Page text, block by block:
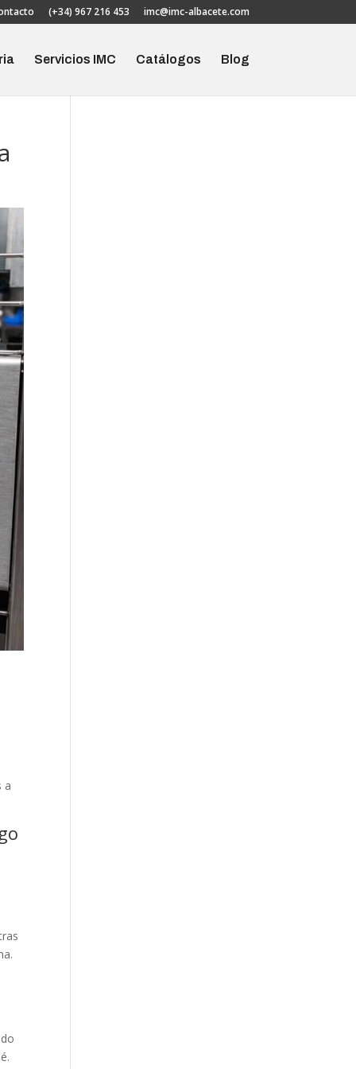
(+34) 967 216 453 imc@imc-albacete.com
Servicios IMC Catálogos Blog
a